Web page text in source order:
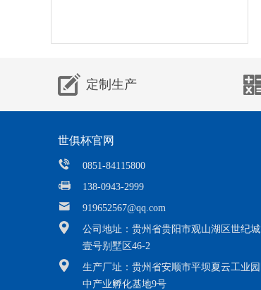
定制生产
世俱杯官网
0851-84115800
138-0943-2999
919652567@qq.com
公司地址：贵州省贵阳市观山湖区世纪
壹号别墅区46-2
生产厂址：贵州省安顺市平坝夏云工业
中产业孵化基地9号